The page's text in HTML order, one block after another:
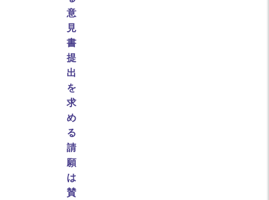
意
見
書
提
出
を
求
め
る
請
願
は
賛